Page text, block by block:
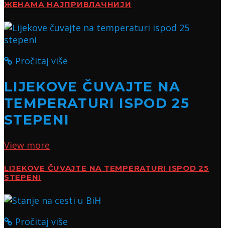
ЖЕНАМА НАЈПРИВЛАЧНИЈИ
Pročitaj više
LIJEKOVE ČUVAJTE NA
TEMPERATURI ISPOD 25
STEPENI
View more
LIJEKOVE ČUVAJTE NA TEMPERATURI ISPOD 25
STEPENI
Pročitaj više